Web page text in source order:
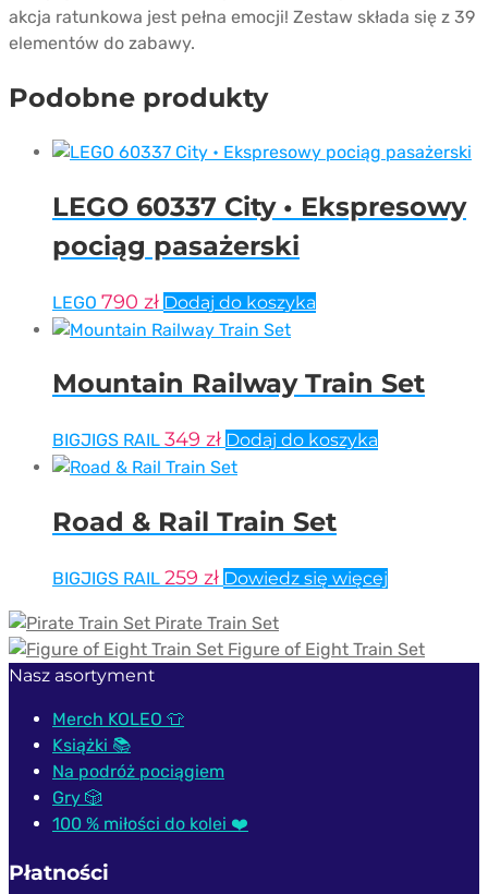
akcja ratunkowa jest pełna emocji! Zestaw składa się z 39
elementów do zabawy.
Podobne produkty
LEGO 60337 City • Ekspresowy
pociąg pasażerski
LEGO 790 zł Dodaj do koszyka
Mountain Railway Train Set
BIGJIGS RAIL 349 zł Dodaj do koszyka
Road & Rail Train Set
BIGJIGS RAIL 259 zł Dowiedz się więcej
Pirate Train Set
Figure of Eight Train Set
Nasz asortyment
Merch KOLEO 👕
Książki 📚
Na podróż pociągiem
Gry 🎲
100 % miłości do kolei ❤️
Płatności